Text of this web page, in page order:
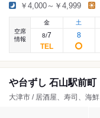
￥4,000～￥4,999
空席
情報
金
8/7
土
8
や台ずし 石山駅前町
大津市 / 居酒屋、寿司、海鮮